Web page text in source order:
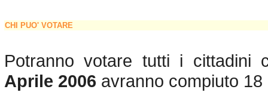
CHI PUO' VOTARE
Potranno votare tutti i cittadini
Aprile 2006 avranno compiuto 18